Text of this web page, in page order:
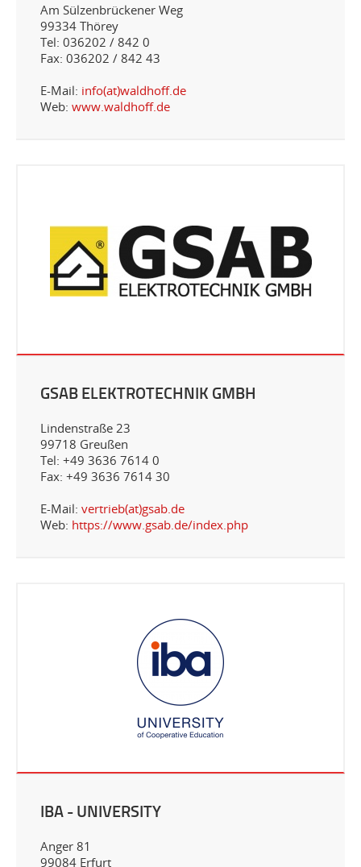
Am Sülzenbrückener Weg
99334 Thörey
Tel: 036202 / 842 0
Fax: 036202 / 842 43
E-Mail: info(at)waldhoff.de
Web: www.waldhoff.de
GSAB ELEKTROTECHNIK GMBH
Lindenstraße 23
99718 Greußen
Tel: +49 3636 7614 0
Fax: +49 3636 7614 30
E-Mail: vertrieb(at)gsab.de
Web: https://www.gsab.de/index.php
IBA - UNIVERSITY
Anger 81
99084 Erfurt